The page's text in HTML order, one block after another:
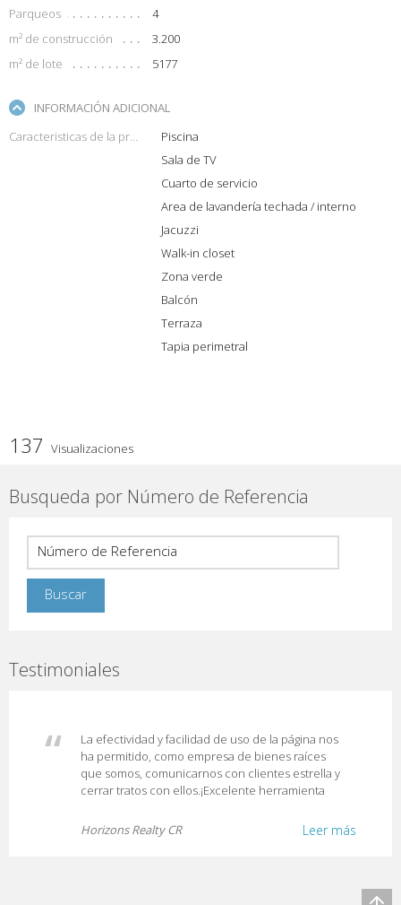
Parqueos
4
m² de construcción
3.200
m² de lote
5177
INFORMACIÓN ADICIONAL
Caracteristicas de la propiedad
Piscina
Sala de TV
Cuarto de servicio
Area de lavandería techada / interno
Jacuzzi
Walk-in closet
Zona verde
Balcón
Terraza
Tapia perimetral
137 Visualizaciones
Busqueda por Número de Referencia
Testimoniales
La efectividad y facilidad de uso de la página nos
ha permitido, como empresa de bienes raíces
que somos, comunicarnos con clientes estrella y
cerrar tratos con ellos.¡Excelente herramienta
Leer más
Horizons Realty CR